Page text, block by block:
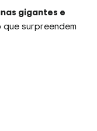
gigantes e
que surpreendem